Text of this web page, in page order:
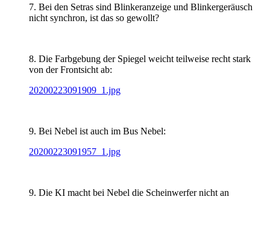
7. Bei den Setras sind Blinkeranzeige und Blinkergeräusch
nicht synchron, ist das so gewollt?
8. Die Farbgebung der Spiegel weicht teilweise recht stark
von der Frontsicht ab:
20200223091909_1.jpg
9. Bei Nebel ist auch im Bus Nebel:
20200223091957_1.jpg
9. Die KI macht bei Nebel die Scheinwerfer nicht an